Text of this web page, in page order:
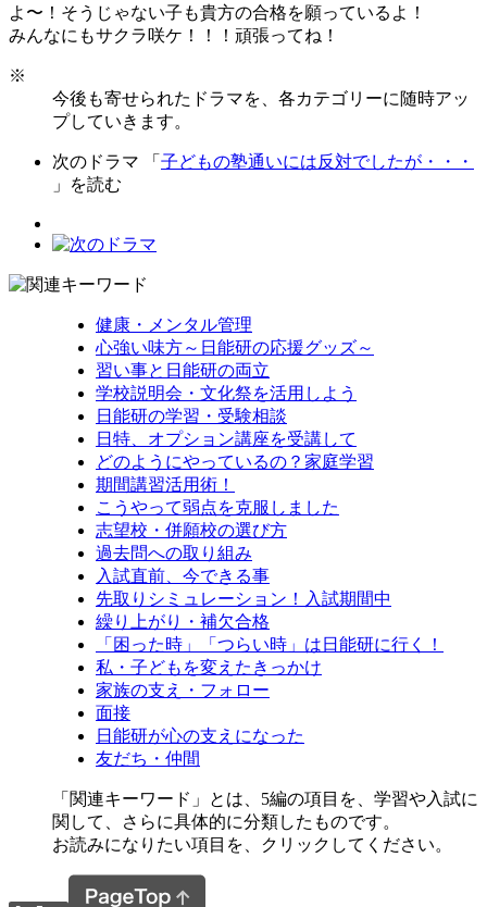
よ〜！そうじゃない子も貴方の合格を願っているよ！
みんなにもサクラ咲ケ！！！頑張ってね！
※
今後も寄せられたドラマを、各カテゴリーに随時アッ
プしていきます。
次のドラマ 「 子どもの塾通いには反対でしたが・・・
」を読む
健康・メンタル管理
心強い味方～日能研の応援グッズ～
習い事と日能研の両立
学校説明会・文化祭を活用しよう
日能研の学習・受験相談
日特、オプション講座を受講して
どのようにやっているの？家庭学習
期間講習活用術！
こうやって弱点を克服しました
志望校・併願校の選び方
過去問への取り組み
入試直前、今できる事
先取りシミュレーション！入試期間中
繰り上がり・補欠合格
「困った時」「つらい時」は日能研に行く！
私・子どもを変えたきっかけ
家族の支え・フォロー
面接
日能研が心の支えになった
友だち・仲間
「関連キーワード」とは、5編の項目を、学習や入試に
関して、さらに具体的に分類したものです。
お読みになりたい項目を、クリックしてください。